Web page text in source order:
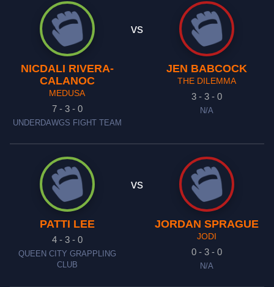
NICDALI RIVERA-
CALANOC
MEDUSA
7 - 3 - 0
UNDERDAWGS FIGHT TEAM
vs
JEN BABCOCK
THE DILEMMA
3 - 3 - 0
N/A
PATTI LEE
4 - 3 - 0
QUEEN CITY GRAPPLING
CLUB
vs
JORDAN SPRAGUE
JODI
0 - 3 - 0
N/A